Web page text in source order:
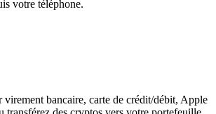
votre téléphone.
virement bancaire, carte de crédit/débit, Apple